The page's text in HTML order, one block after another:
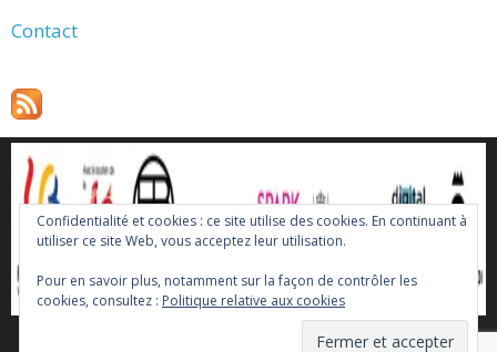
Contact
Confidentialité et cookies : ce site utilise des cookies. En continuant à
utiliser ce site Web, vous acceptez leur utilisation.
Pour en savoir plus, notamment sur la façon de contrôler les
cookies, consultez : Politique relative aux cookies